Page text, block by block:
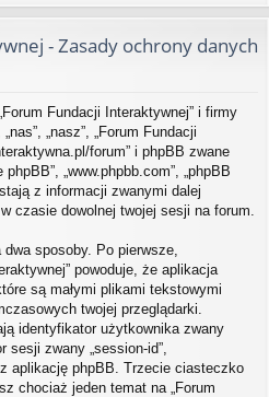
si tru
- Zasady ochrony danych
Fundacji Interaktywnej” i firmy
„nasz”, „Forum Fundacji
forum” i phpBB zwane
phpBB”, „www.phpbb.com”, „phpBB
z informacji zwanymi dalej
czasie dowolnej twojej sesji na forum.
sposoby. Po pierwsze,
powoduje, że aplikacja
są małymi plikami tekstowymi
twojej przeglądarki.
identyfikator użytkownika zwany
sesji zwany „session-id”,
aplikację phpBB. Trzecie ciasteczko
chociaż jeden temat na „Forum